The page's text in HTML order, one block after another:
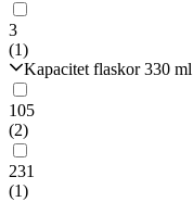
3
(1)
Kapacitet flaskor 330 ml
105
(2)
231
(1)